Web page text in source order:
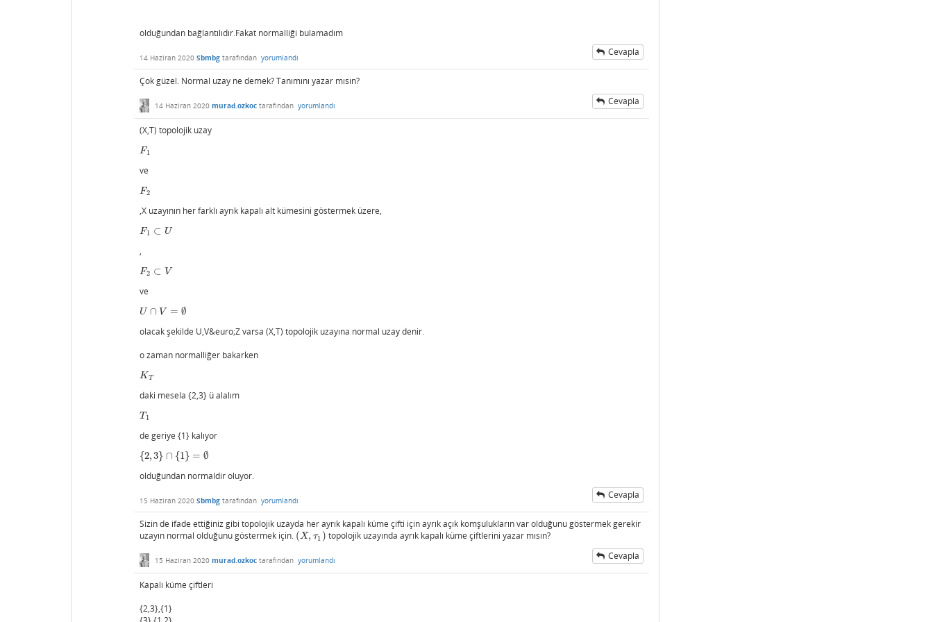
olduğundan bağlantılıdır.Fakat normalliği bulamadım
14 Haziran 2020 Sbmbg tarafından yorumlandı Cevapla
Çok güzel. Normal uzay ne demek? Tanımını yazar mısın?
14 Haziran 2020 murad.ozkoc tarafından yorumlandı Cevapla
(X,T) topolojik uzay
F1
F1
ve
F2
F2
,X uzayının her farklı ayrık kapalı alt kümesini göstermek üzere,
F1 ⊂ U
F1 ⊂U
,
F2 ⊂ V
F 2⊂ V
ve
U ∩ V = ∅
U∩V= ∅
olacak şekilde U,V&euro;Z varsa (X,T) topolojik uzayına normal uzay denir.
o zaman normalliğer bakarken
KT
KT
daki mesela {2,3} ü alalım
T1
T1
de geriye {1} kalıyor
{2, 3} ∩ {1} = ∅
{2,3 }∩ {1}= ∅
olduğundan normaldir oluyor.
15 Haziran 2020 Sbmbg tarafından yorumlandı Cevapla
Sizin de ifade ettiğiniz gibi topolojik uzayda her ayrık kapalı küme çifti için ayrık açık komşulukların var olduğunu göstermek gerekir
uzayın normal olduğunu göstermek için. (X, τ1 )
(X,τ1) topolojik uzayında ayrık kapalı küme çiftlerini yazar mısın?
15 Haziran 2020 murad.ozkoc tarafından yorumlandı Cevapla
Kapalı küme çiftleri
{2,3},{1}